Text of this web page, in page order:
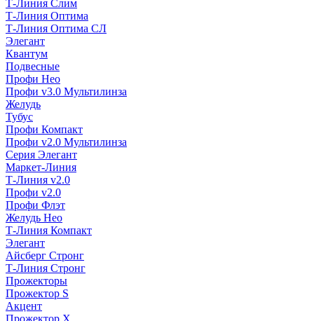
Т-Линия Слим
Т-Линия Оптима
Т-Линия Оптима СЛ
Элегант
Квантум
Подвесные
Профи Нео
Профи v3.0 Мультилинза
Желудь
Тубус
Профи Компакт
Профи v2.0 Мультилинза
Серия Элегант
Маркет-Линия
Т-Линия v2.0
Профи v2.0
Профи Флэт
Желудь Нео
Т-Линия Компакт
Элегант
Айсберг Стронг
Т-Линия Стронг
Прожекторы
Прожектор S
Акцент
Прожектор X